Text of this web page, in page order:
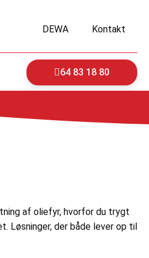
DEWA Kontakt
64 83 18 80
af oliefyr, hvorfor du trygt
Løsninger, der både lever op til